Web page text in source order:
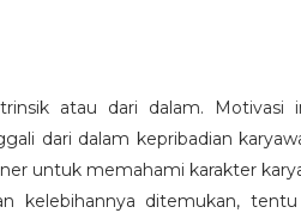
atau dari dalam. Motivasi
dari dalam kepribadian
untuk memahami karakter
kelebihannya ditemukan,